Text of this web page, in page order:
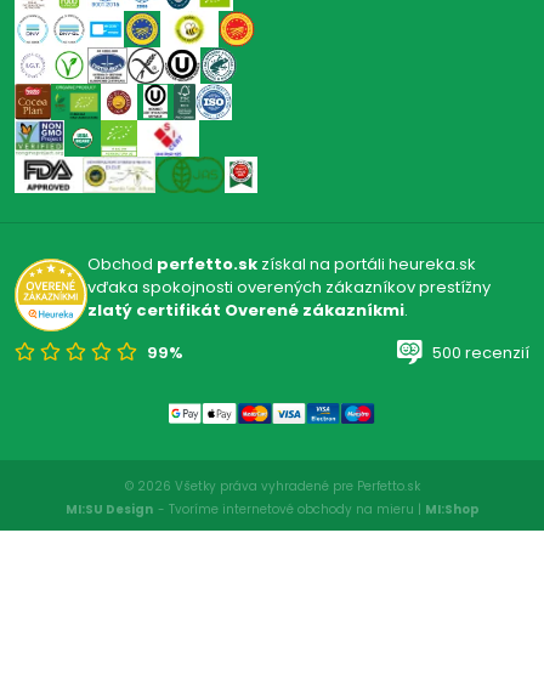
Obchod perfetto.skzískal na portáli heureka.sk
vďaka spokojnosti overených zákazníkov prestížny
zlatý certifikát Overené zákazníkmi.
99%
500 recenzií
© 2026 Všetky práva vyhradené pre Perfetto.sk
MI:SU Design - Tvoríme internetové obchody na mieru | MI:Shop